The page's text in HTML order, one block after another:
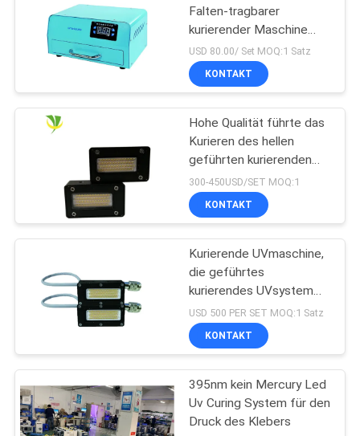
NACHRICHTEN
SIE
SITEMAP
PRIVACY
POLICY
Falten-tragbarer
kurierender Maschine
OCA für Bogensiebe
USD 80.00/ Set MOQ:1 Satz
KONTAKT
Hohe Qualität führte das
Kurieren des hellen
geführten kurierenden
hellen UVuVtrockners der
Maschine für Flexo-
Aufkleber
300-450USD/SET MOQ:1
KONTAKT
Kurierende UVmaschine,
die geführtes
kurierendes UVsystem
der hohen Leistung der
Größen-50x20 Millimeter
der Wellenlängen-395nm
USD 500 PER SET MOQ:1 Satz
KONTAKT
395nm kein Mercury Led
Uv Curing System für den
Druck des Klebers